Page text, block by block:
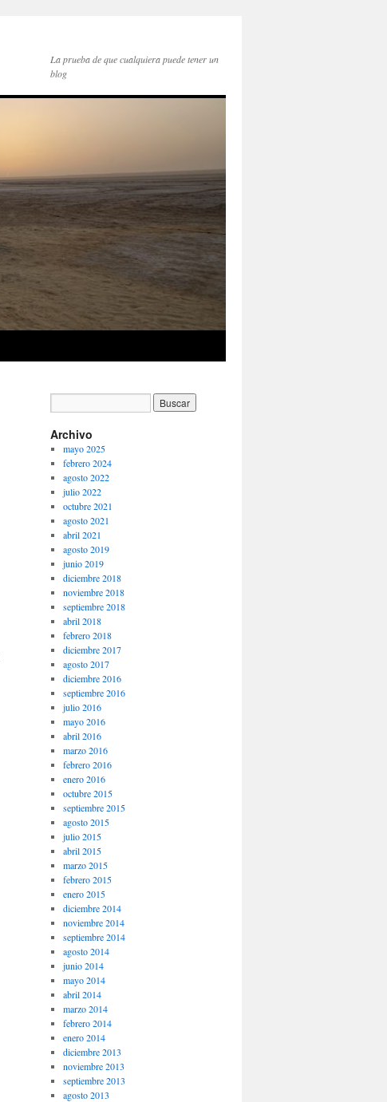
La prueba de que cualquiera puede tener un
blog
Archivo
mayo 2025
febrero 2024
agosto 2022
julio 2022
octubre 2021
agosto 2021
abril 2021
agosto 2019
junio 2019
diciembre 2018
noviembre 2018
septiembre 2018
abril 2018
febrero 2018
diciembre 2017
agosto 2017
diciembre 2016
septiembre 2016
julio 2016
mayo 2016
abril 2016
marzo 2016
febrero 2016
enero 2016
octubre 2015
septiembre 2015
agosto 2015
julio 2015
abril 2015
marzo 2015
febrero 2015
enero 2015
diciembre 2014
noviembre 2014
septiembre 2014
agosto 2014
junio 2014
mayo 2014
abril 2014
marzo 2014
febrero 2014
enero 2014
diciembre 2013
noviembre 2013
septiembre 2013
agosto 2013